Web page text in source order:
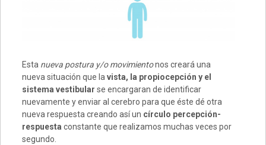
Esta nueva postura y/o movimientonos creará una
nueva situación que la vista, la propiocepción y el
sistema vestibular se encargaran de identificar
nuevamente y enviar al cerebro para que éste dé otra
nueva respuesta creando así un círculo percepción-
respuesta constante que realizamos muchas veces por
segundo.